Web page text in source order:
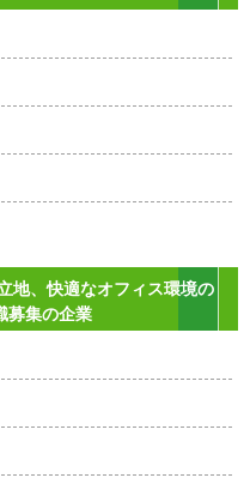
地、快適なオフィス環境の
募集の企業